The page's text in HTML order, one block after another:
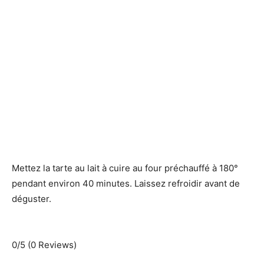
Mettez la tarte au lait à cuire au four préchauffé à 180°
pendant environ 40 minutes. Laissez refroidir avant de
déguster.
0/5 (0 Reviews)